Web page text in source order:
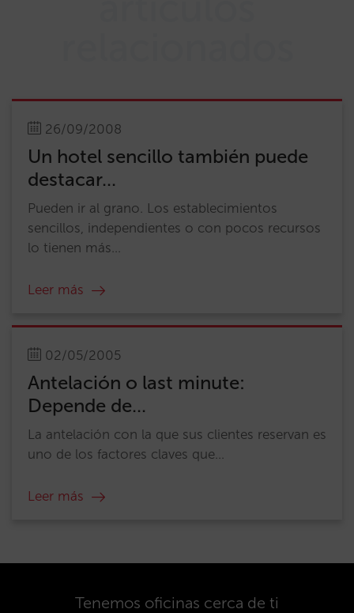
26/09/2008
Un hotel sencillo también puede
destacar...
Pueden ir al grano. Los establecimientos
sencillos, independientes o con pocos recursos
lo tienen más...
Leer más
02/05/2005
Antelación o last minute:
Depende de...
La antelación con la que sus clientes reservan es
uno de los factores claves que...
Leer más
Tenemos oficinas cerca de ti